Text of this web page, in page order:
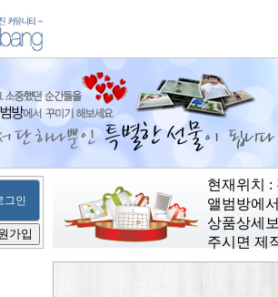
현재위치 :
앨범방에
상품상세
주시면 제